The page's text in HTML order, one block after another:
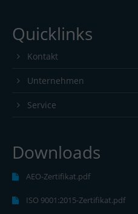
Quicklinks
Kontakt
Unternehmen
Service
Downloads
AEO-Zertifikat.pdf
ISO 9001:2015-Zertifikat.pdf